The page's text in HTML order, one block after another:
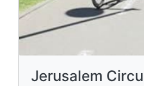
Jerusalem